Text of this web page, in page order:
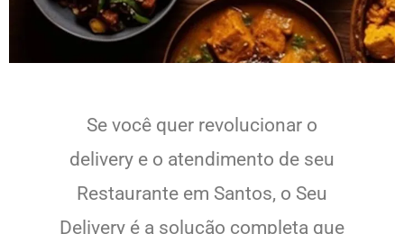
Se você quer revolucionar o
delivery e o atendimento de seu
Restaurante em Santos, o Seu
Delivery é a solução completa que